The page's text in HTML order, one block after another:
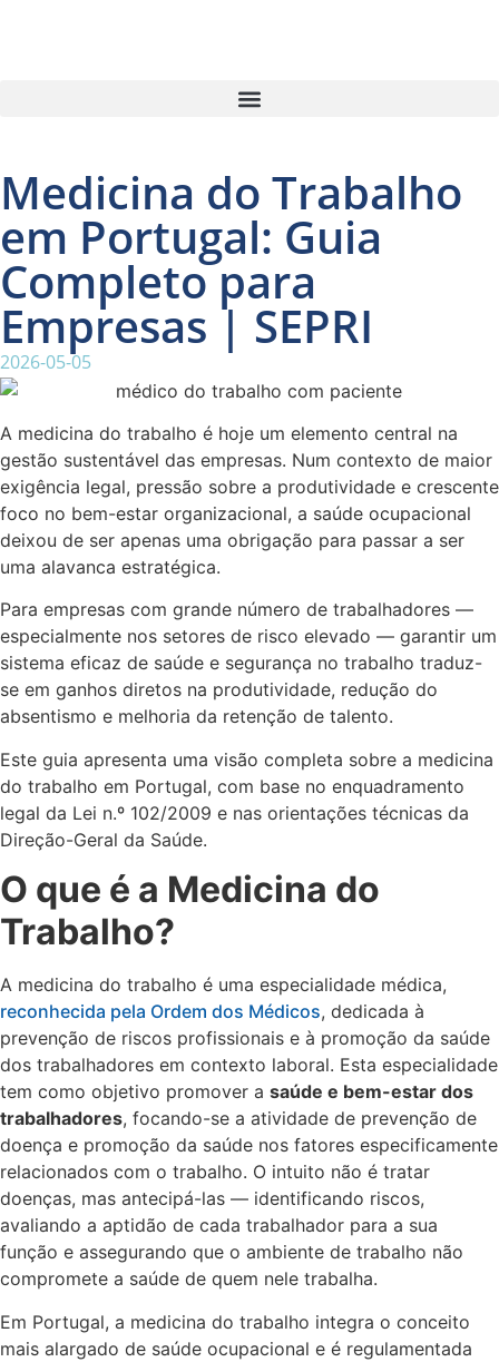
Medicina do Trabalho
em Portugal: Guia
Completo para
Empresas | SEPRI
2026-05-05
A medicina do trabalho é hoje um elemento central na
gestão sustentável das empresas. Num contexto de maior
exigência legal, pressão sobre a produtividade e crescente
foco no bem-estar organizacional, a saúde ocupacional
deixou de ser apenas uma obrigação para passar a ser
uma alavanca estratégica.
Para empresas com grande número de trabalhadores —
especialmente nos setores de risco elevado — garantir um
sistema eficaz de saúde e segurança no trabalho traduz-
se em ganhos diretos na produtividade, redução do
absentismo e melhoria da retenção de talento.
Este guia apresenta uma visão completa sobre a medicina
do trabalho em Portugal, com base no enquadramento
legal da Lei n.º 102/2009 e nas orientações técnicas da
Direção-Geral da Saúde.
O que é a Medicina do
Trabalho?
A medicina do trabalho é uma especialidade médica,
reconhecida pela Ordem dos Médicos, dedicada à
prevenção de riscos profissionais e à promoção da saúde
dos trabalhadores em contexto laboral. Esta especialidade
tem como objetivo promover a saúde e bem-estar dos
trabalhadores, focando-se a atividade de prevenção de
doença e promoção da saúde nos fatores especificamente
relacionados com o trabalho. O intuito não é tratar
doenças, mas antecipá-las — identificando riscos,
avaliando a aptidão de cada trabalhador para a sua
função e assegurando que o ambiente de trabalho não
compromete a saúde de quem nele trabalha.
Em Portugal, a medicina do trabalho integra o conceito
mais alargado de saúde ocupacional e é regulamentada